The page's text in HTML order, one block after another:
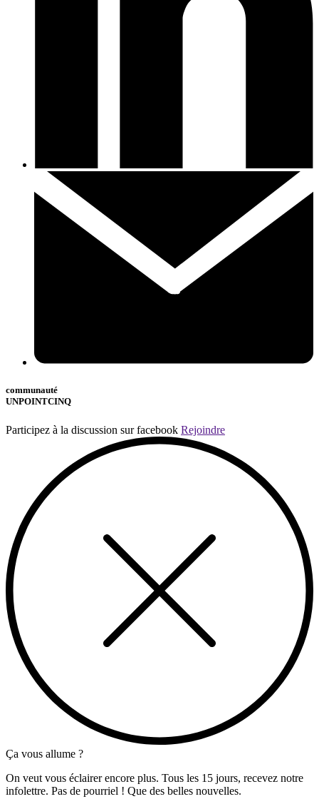
communauté
UNPOINTCINQ
Participez à la discussion sur facebook Rejoindre
Ça vous allume ?
On veut vous éclairer encore plus. Tous les 15 jours, recevez notre
infolettre. Pas de pourriel ! Que des belles nouvelles.